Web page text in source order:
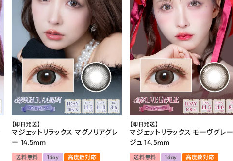
【即日発送】
マジェットリラックス マグノリアグレ
ー 14.5mm
送料無料 1day
高度数対応
【即日発送】
マジェットリラックス モーヴグレー
ジュ 14.5mm
送料無料 1day
高度数対応